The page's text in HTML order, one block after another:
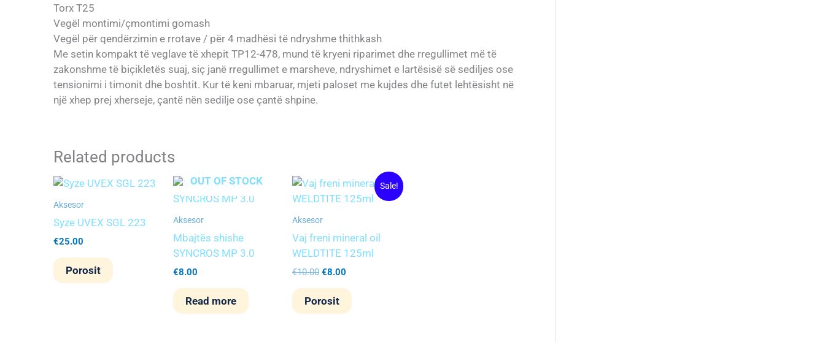
Torx T25
Vegël montimi/çmontimi gomash
Vegël për qendërzimin e rrotave / për 4 madhësi të ndryshme thithkash
Me setin kompakt të veglave të xhepit TP12-478, mund të kryeni riparimet dhe rregullimet më të
zakonshme të biçikletës suaj, siç janë rregullimet e marsheve, ndryshimet e lartësisë së sediljes ose
tensionimi i timonit dhe boshtit. Kur të keni mbaruar, mjeti paloset me kujdes dhe futet lehtësisht në
një xhep prej xherseje, çantë nën sedilje ose çantë shpine.
Related products
Aksesor
Syze UVEX SGL 223
€25.00
Porosit
OUT OF STOCK
Aksesor
Mbajtës shishe
SYNCROS MP 3.0
€8.00
Read more
Sale!
Aksesor
Vaj freni mineral oil
WELDTITE 125ml
€10.00
Original
price
was:
€10.00.
€8.00
Current
price
is:
Porosit